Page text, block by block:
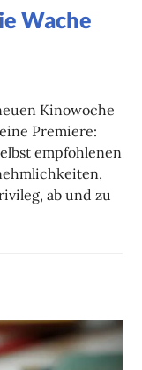
Wache
Kinowoche
Premiere:
empfohlenen
ab und zu
Wache